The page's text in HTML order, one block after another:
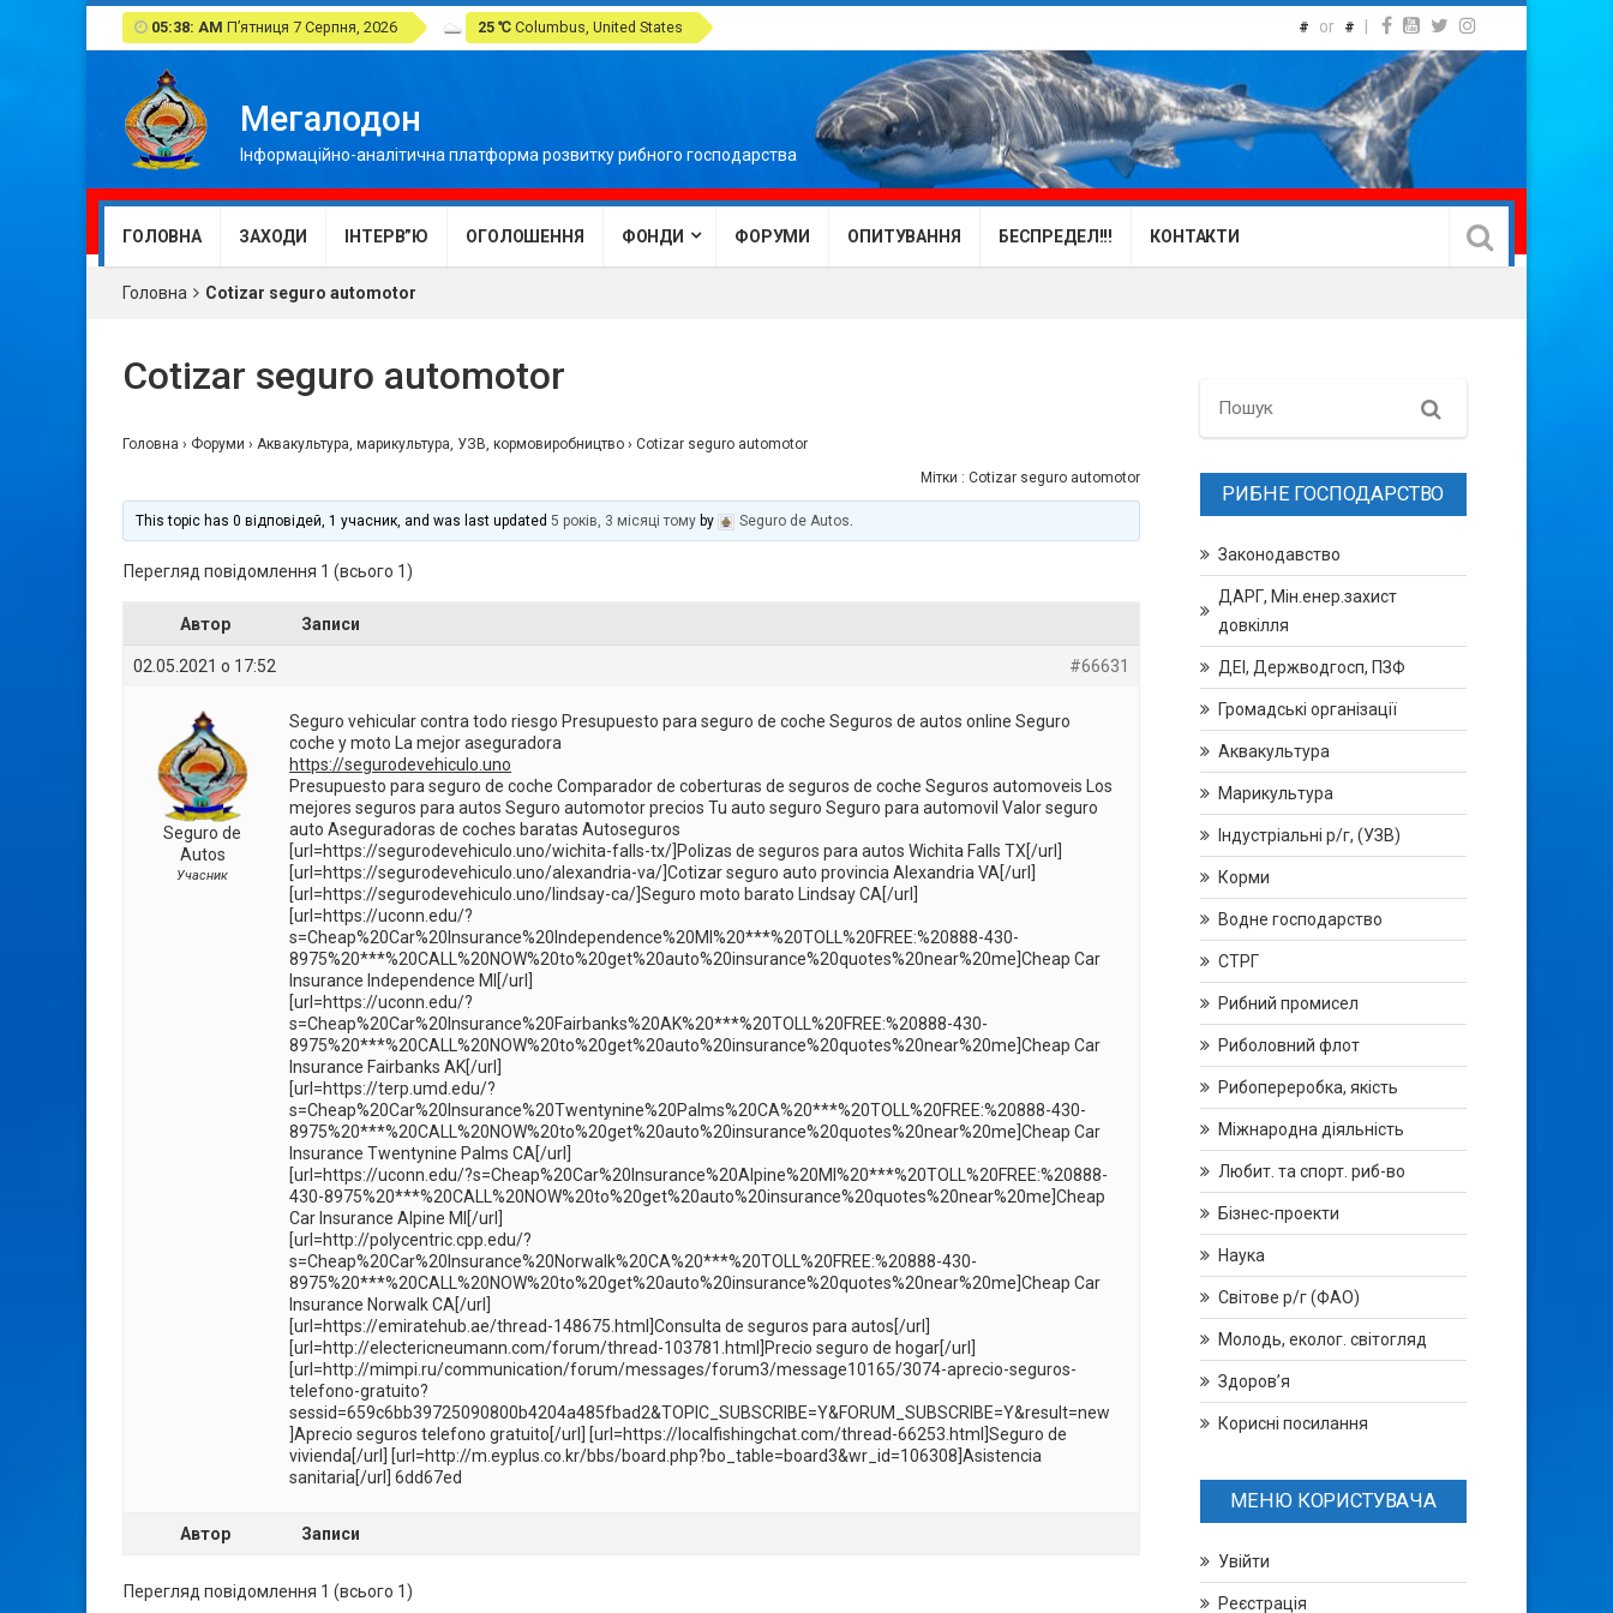
05:38: AM П’ятниця 7 Серпня, 2026 25 ℃ Columbus, United States # or #
Мегалодон
Інформаційно-аналітична платформа розвитку рибного господарства
ГОЛОВНА ЗАХОДИ ІНТЕРВ”Ю ОГОЛОШЕННЯ ФОНДИ ФОРУМИ ОПИТУВАННЯ БЕСПРЕДЕЛ!!! КОНТАКТИ
Головна Cotizar seguro automotor
Cotizar seguro automotor
Головна › Форуми › Аквакультура, марикультура, УЗВ, кормовиробництво › Cotizar seguro automotor
Мітки : Cotizar seguro automotor
This topic has 0 відповідей, 1 учасник, and was last updated5 років, 3 місяці тому by Seguro de Autos.
Перегляд повідомлення 1 (всього 1)
Автор Записи
02.05.2021 о 17:52 #66631
Seguro de
Autos
Учасник
Seguro vehicular contra todo riesgo Presupuesto para seguro de coche Seguros de autos online Seguro
coche y moto La mejor aseguradora
https://segurodevehiculo.uno
Presupuesto para seguro de coche Comparador de coberturas de seguros de coche Seguros automoveis Los
mejores seguros para autos Seguro automotor precios Tu auto seguro Seguro para automovil Valor seguro
auto Aseguradoras de coches baratas Autoseguros
[url=https://segurodevehiculo.uno/wichita-falls-tx/]Polizas de seguros para autos Wichita Falls TX[/url]
[url=https://segurodevehiculo.uno/alexandria-va/]Cotizar seguro auto provincia Alexandria VA[/url]
[url=https://segurodevehiculo.uno/lindsay-ca/]Seguro moto barato Lindsay CA[/url]
[url=https://uconn.edu/?
s=Cheap%20Car%20Insurance%20Independence%20MI%20***%20TOLL%20FREE:%20888-430-
8975%20***%20CALL%20NOW%20to%20get%20auto%20insurance%20quotes%20near%20me]Cheap Car
Insurance Independence MI[/url]
[url=https://uconn.edu/?
s=Cheap%20Car%20Insurance%20Fairbanks%20AK%20***%20TOLL%20FREE:%20888-430-
8975%20***%20CALL%20NOW%20to%20get%20auto%20insurance%20quotes%20near%20me]Cheap Car
Insurance Fairbanks AK[/url]
[url=https://terp.umd.edu/?
s=Cheap%20Car%20Insurance%20Twentynine%20Palms%20CA%20***%20TOLL%20FREE:%20888-430-
8975%20***%20CALL%20NOW%20to%20get%20auto%20insurance%20quotes%20near%20me]Cheap Car
Insurance Twentynine Palms CA[/url]
[url=https://uconn.edu/?s=Cheap%20Car%20Insurance%20Alpine%20MI%20***%20TOLL%20FREE:%20888-
430-8975%20***%20CALL%20NOW%20to%20get%20auto%20insurance%20quotes%20near%20me]Cheap
Car Insurance Alpine MI[/url]
[url=http://polycentric.cpp.edu/?
s=Cheap%20Car%20Insurance%20Norwalk%20CA%20***%20TOLL%20FREE:%20888-430-
8975%20***%20CALL%20NOW%20to%20get%20auto%20insurance%20quotes%20near%20me]Cheap Car
Insurance Norwalk CA[/url]
[url=https://emiratehub.ae/thread-148675.html]Consulta de seguros para autos[/url]
[url=http://electericneumann.com/forum/thread-103781.html]Precio seguro de hogar[/url]
[url=http://mimpi.ru/communication/forum/messages/forum3/message10165/3074-aprecio-seguros-
telefono-gratuito?
sessid=659c6bb39725090800b4204a485fbad2&TOPIC_SUBSCRIBE=Y&FORUM_SUBSCRIBE=Y&result=new
]Aprecio seguros telefono gratuito[/url] [url=https://localfishingchat.com/thread-66253.html]Seguro de
vivienda[/url] [url=http://m.eyplus.co.kr/bbs/board.php?bo_table=board3&wr_id=106308]Asistencia
sanitaria[/url] 6dd67ed
Автор Записи
Перегляд повідомлення 1 (всього 1)
Search
РИБНЕ ГОСПОДАРСТВО
Законодавство
ДАРГ, Мін.енер.захист
довкілля
ДЕІ, Держводгосп, ПЗФ
Громадські організації
Аквакультура
Марикультура
Індустріальні р/г, (УЗВ)
Корми
Водне господарство
СТРГ
Рибний промисел
Риболовний флот
Рибопереробка, якість
Міжнародна діяльність
Любит. та спорт. риб-во
Бізнес-проекти
Наука
Світове р/г (ФАО)
Молодь, еколог. світогляд
Здоров’я
Корисні посилання
МЕНЮ КОРИСТУВАЧА
Увійти
Реєстрація